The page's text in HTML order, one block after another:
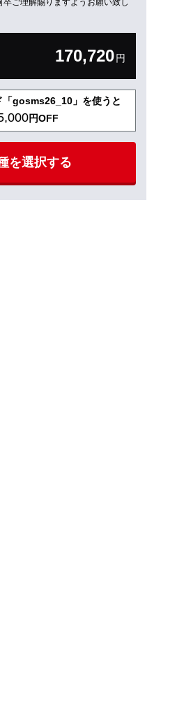
ご理解賜りますようお願い致し
170,720円
「gosms26_10」を使うと
円OFF
を選択する